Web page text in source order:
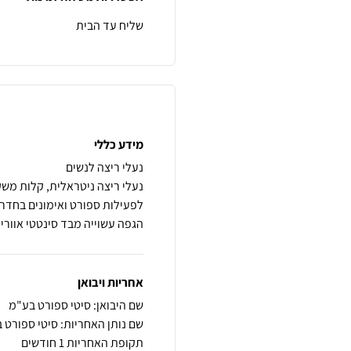
שליח עד הבית
מידע כללי
הגפה עשוייה מבד סינטטי
אחריות ויבואן
שם היבואן: סיטי ספורט בע"מ
שם נותן האחריות: סיטי
תקופת האחריות 1 חודשים